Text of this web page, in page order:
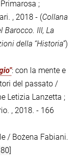
;
, 2018 - (Collana
Barocco. III, La
della “Historia”)
: con la mente e
del passato /
Letizia Lanzetta ;
, 2018. - 166
/ Bożena Fabiani.